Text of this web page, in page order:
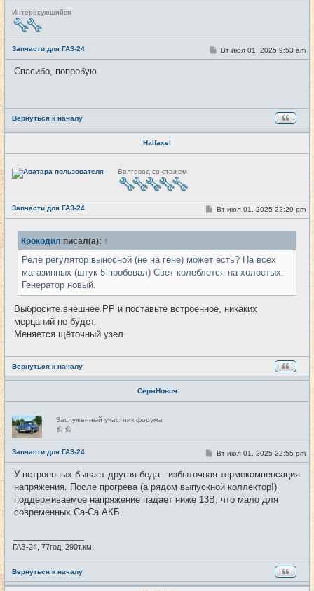
Н
е
в
т
и
Интересующийся
Запчасти для ГАЗ-24 #39
С
о
и
Вт июл 01, 2025 9:53 am
Спасибо, попробую
Вернуться к началу
Halfaxel
Н
е
е
т
и
Волговод со стажем
Запчасти для ГАЗ-24 #40
С
о
б
е
н
е
Вт июл 01, 2025 22:29 pm
Крокодил писал(а): ↑
Реле регулятор выносной (не на гене) может есть? На всех
магазинных (штук 5 пробовал) Свет колеблется на холостых.
Генератор новый.
Выбросите внешнее РР и поставьте встроенное, никаких
мерцаний не будет.
Меняется щёточный узел.
Вернуться к началу
СержНовоч
Н
е
с
е
т
и
Заслуженный участник форума
Запчасти для ГАЗ-24 #41
С
о
б
щ
н
Вт июл 01, 2025 22:55 pm
У встроенных бывает другая беда - избыточная термокомпенсация
напряжения. После прогрева (а рядом выпускной коллектор!)
поддерживаемое напряжение падает ниже 13В, что мало для
современных Са-Са АКБ.
ГАЗ-24, 77год, 290т.км.
Вернуться к началу